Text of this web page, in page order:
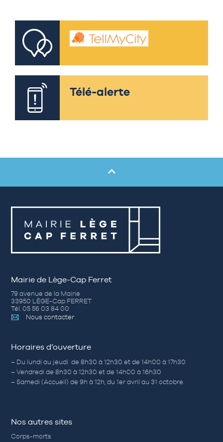
Télé-alerte
Mairie de Lège-Cap Ferret
79 avenue de la Mairie
33950 LÈGE-Cap FERRET
Tél. 05 56 03 84 00
Nous contacter
Horaires d’ouverture
– Du lundi au jeudi de 8h30 à 12h30 et de 14h00 à 17h30
– Vendredi de 8h30 à 12h30 et de 14h00 à 16h30
– Samedi (Accueil) de 9h à 12h, du 1er avril au 31 octobre.
Nos autres sites
Corps-morts